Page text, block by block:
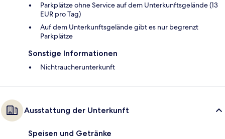
Parkplätze ohne Service auf dem Unterkunftsgelände (13
EUR pro Tag)
Auf dem Unterkunftsgelände gibt es nur begrenzt
Parkplätze
Sonstige Informationen
Nichtraucherunterkunft
Ausstattung der Unterkunft
Speisen und Getränke